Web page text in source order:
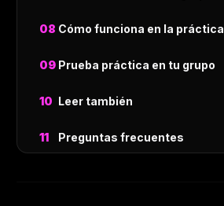
Cómo funciona en la práctica
Prueba práctica en tu grupo
Leer también
Preguntas frecuentes